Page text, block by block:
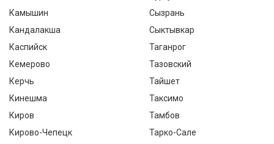
Камышин
Кандалакша
Каспийск
Кемерово
Керчь
Кинешма
Киров
Кирово-Чепецк
Сызрань
Сыктывкар
Таганрог
Тазовский
Тайшет
Таксимо
Тамбов
Тарко-Сале